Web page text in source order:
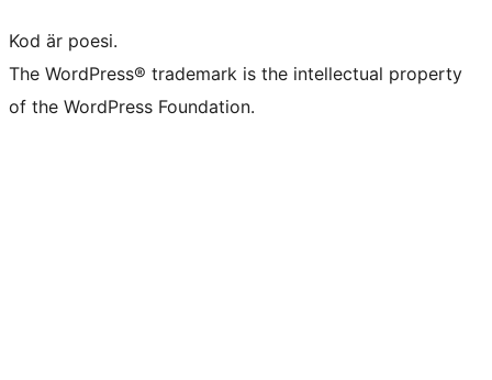
Kod är poesi.
The WordPress® trademark is the intellectual property
of the WordPress Foundation.